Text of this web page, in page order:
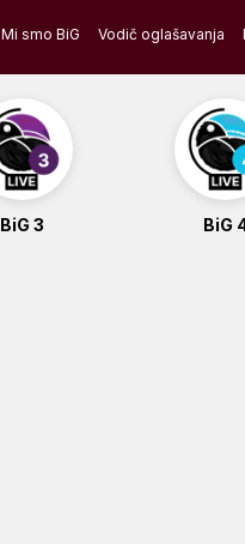
Mi smo BiG Vodič oglašavanja
BiG 3 BiG